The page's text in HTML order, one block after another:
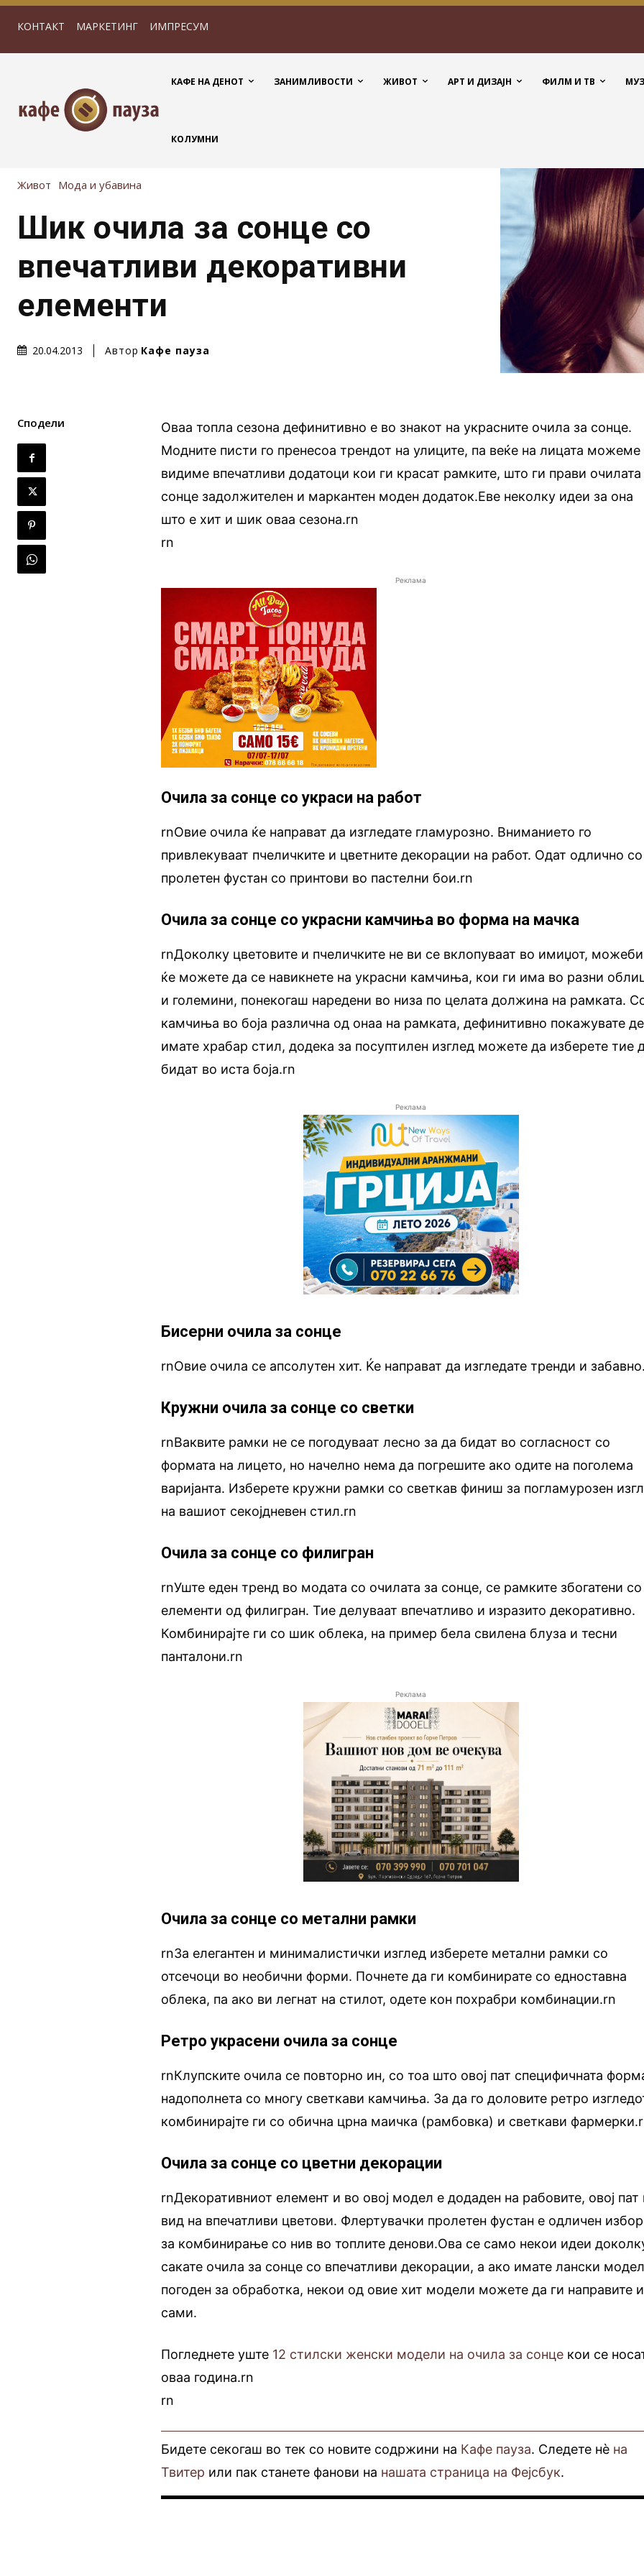
КОНТАКТ МАРКЕТИНГ ИМПРЕСУМ
КАФЕ НА ДЕНОТ ЗАНИМЛИВОСТИ ЖИВОТ АРТ И ДИЗАЈН ФИЛМ И ТВ
КОЛУМНИ
Живот Мода и убавина
Шик очила за сонце со
впечатливи декоративни
елементи
20.04.2013 Автор Кафе пауза
Сподели
Оваа топла сезона дефинитивно е во знакот на украсните очила за сонце.
Модните писти го пренесоа трендот на улиците, па веќе на лицата можеме
видиме впечатливи додатоци кои ги красат рамките, што ги прави очилата
сонце задолжителен и маркантен моден додаток.Еве неколку идеи за она
што е хит и шик оваа сезона.rn
rn
Реклама
Очила за сонце со украси на работ
rnОвие очила ќе направат да изгледате гламурозно. Вниманието го
привлекуваат пчеличките и цветните декорации на работ. Одат одлично со
пролетен фустан со принтови во пастелни бои.rn
Очила за сонце со украсни камчиња во форма на мачка
rnДоколку цветовите и пчеличките не ви се вклопуваат во имиџот, можеби
ќе можете да се навикнете на украсни камчиња, кои ги има во разни
и големини, понекогаш наредени во низа по целата должина на рамката.
камчиња во боја различна од онаа на рамката, дефинитивно покажувате
имате храбар стил, додека за посуптилен изглед можете да изберете тие
бидат во иста боја.rn
Реклама
Бисерни очила за сонце
rnОвие очила се апсолутен хит. Ќе направат да изгледате тренди и
Кружни очила за сонце со светки
rnВаквите рамки не се погодуваат лесно за да бидат во согласност со
формата на лицето, но начелно нема да погрешите ако одите на поголема
варијанта. Изберете кружни рамки со светкав финиш за погламурозен
на вашиот секојдневен стил.rn
Очила за сонце со филигран
rnУште еден тренд во модата со очилата за сонце, се рамките збогатени со
елементи од филигран. Тие делуваат впечатливо и изразито декоративно.
Комбинирајте ги со шик облека, на пример бела свилена блуза и тесни
панталони.rn
Реклама
Очила за сонце со метални рамки
rnЗа елегантен и минималистички изглед изберете метални рамки со
отсечоци во необични форми. Почнете да ги комбинирате со едноставна
облека, па ако ви легнат на стилот, одете кон похрабри комбинации.rn
Ретро украсени очила за сонце
rnКлупските очила се повторно ин, со тоа што овој пат специфичната
надополнета со многу светкави камчиња. За да го доловите ретро
комбинирајте ги со обична црна маичка (рамбовка) и светкави
Очила за сонце со цветни декорации
rnДекоративниот елемент и во овој модел е додаден на рабовите, овој пат
вид на впечатливи цветови. Флертувачки пролетен фустан е одличен избор
за комбинирање со нив во топлите денови.Ова се само некои идеи
сакате очила за сонце со впечатливи декорации, а ако имате лански модел
погоден за обработка, некои од овие хит модели можете да ги направите и
сами.
Погледнете уште 12 стилски женски модели на очила за сонце кои се
оваа година.rn
rn
Бидете секогаш во тек со новите содржини на Кафе пауза. Следете нè на
Твитер или пак станете фанови на нашата страница на Фејсбук.